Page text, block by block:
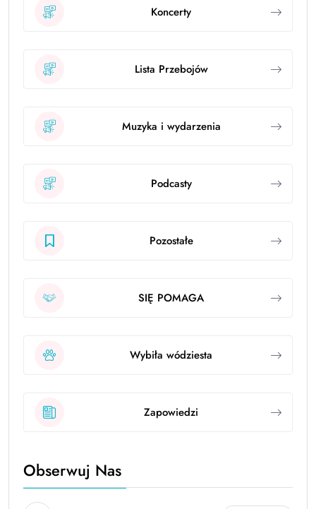
Koncerty
Lista Przebojów
Muzyka i wydarzenia
Podcasty
Pozostałe
SIĘ POMAGA
Wybiła wódziesta
Zapowiedzi
Obserwuj Nas